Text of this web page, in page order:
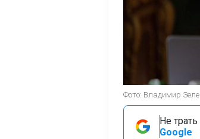
Фото: Владимир
Не
Google